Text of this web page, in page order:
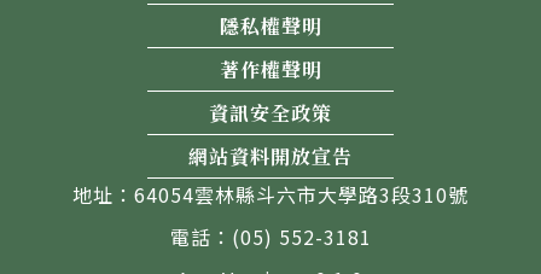
隱私權聲明
著作權聲明
資訊安全政策
網站資料開放宣告
地址：64054雲林縣斗六市大學路3段310號
電話：(05) 552-3181